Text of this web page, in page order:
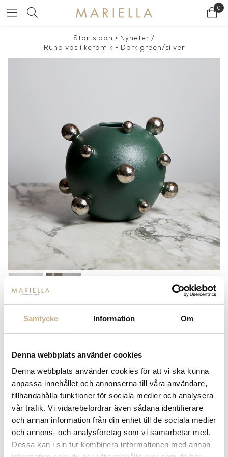
Samtycke Information Om
Denna webbplats använder cookies
Denna webbplats använder cookies för att vi ska kunna
anpassa innehållet och annonserna till våra användare,
tillhandahålla funktioner för sociala medier och analysera
vår trafik. Vi vidarebefordrar även sådana identifierare
och annan information från din enhet till de sociala medier
och annons- och analysföretag som vi samarbetar med.
Dessa kan i sin tur kombinera informationen med annan
0
Startsidan > Nyheter /
Rund vas i keramik - Dark green/silver
2.899kr
+
- LÄGG I VARUKORG
Lagerstatus: I lager
14 dagars returrätt på lagervaror. Läs mer
Leverans inom 3-5 arbetsdagar på lagervaror